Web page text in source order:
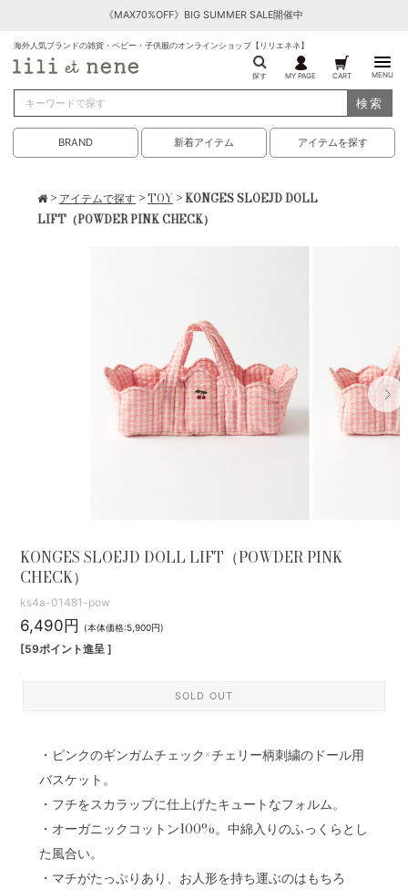
《MAX70%OFF》BIG SUMMER SALE開催中
海外人気ブランドの雑貨・ベビー・子供服のオンラインショップ【リリエネネ】
探す MY PAGE CART MENU
検索
BRAND 新着アイテム アイテムを探す
> アイテムで探す>TOY > KONGES SLOEJD DOLL
LIFT（POWDER PINK CHECK）
KONGES SLOEJD DOLL LIFT（POWDER PINK
CHECK）
ks4a-01481-pow
6,490円 (本体価格:5,900円)
[59ポイント進呈 ]
SOLD OUT
・ピンクのギンガムチェック×チェリー柄刺繍のドール用
バスケット。
・フチをスカラップに仕上げたキュートなフォルム。
・オーガニックコットン100%。中綿入りのふっくらとし
た風合い。
・マチがたっぷりあり、お人形を持ち運ぶのはもちろ